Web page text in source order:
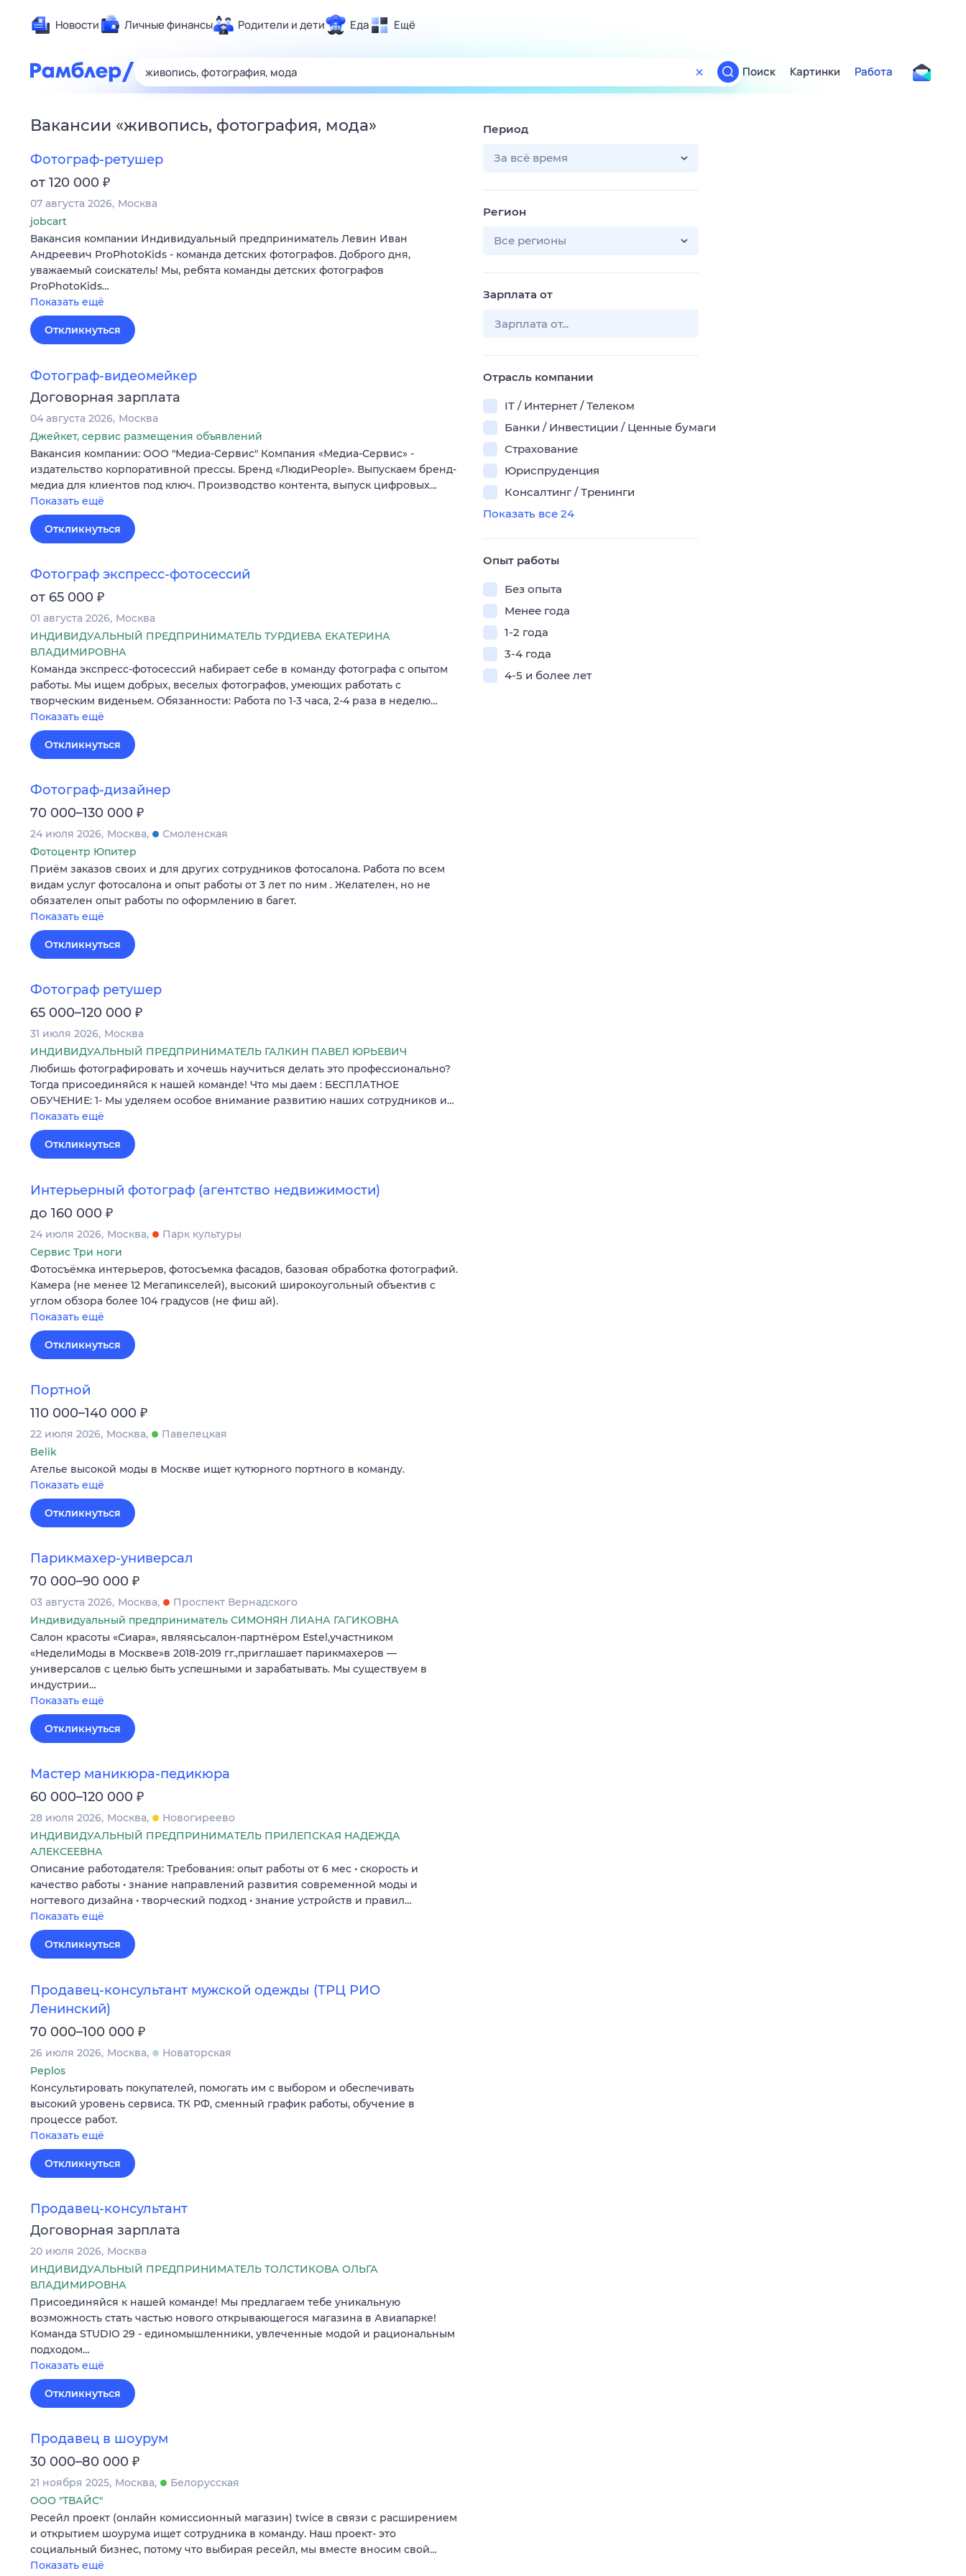
Новости Личные финансы Родители и дети Еда Ещё
Здоровье
Развлечения и отдых
Спорт
Сберегаем вместе
Гороскопы
Поиск
ТВ-программа
Поиск Картинки Работа
Вакансии «живопись, фотография, мода»
Фотограф-ретушер
от 120 000 ₽
07 августа 2026 Москва
jobcart
Вакансия компании Индивидуальный предприниматель Левин Иван
Андреевич ProPhotoKids - команда детских фотографов. Доброго дня,
уважаемый соискатель! Мы, ребята команды детских фотографов
ProPhotoKids…
Показать ещё
Откликнуться
Фотограф-видеомейкер
Договорная зарплата
04 августа 2026 Москва
Джейкет, сервис размещения объявлений
Вакансия компании: ООО "Медиа-Сервис" Компания «Медиа-Сервис» -
издательство корпоративной прессы. Бренд «ЛюдиPeople». Выпускаем бренд-
медиа для клиентов под ключ. Производство контента, выпуск цифровых…
Показать ещё
Откликнуться
Фотограф экспресс-фотосессий
от 65 000 ₽
01 августа 2026 Москва
ИНДИВИДУАЛЬНЫЙ ПРЕДПРИНИМАТЕЛЬ ТУРДИЕВА ЕКАТЕРИНА
ВЛАДИМИРОВНА
Команда экспресс-фотосессий набирает себе в команду фотографа с опытом
работы. Мы ищем добрых, веселых фотографов, умеющих работать с
творческим виденьем. Обязанности: Работа по 1-3 часа, 2-4 раза в неделю…
Показать ещё
Откликнуться
Фотограф-дизайнер
70 000–130 000 ₽
24 июля 2026 Москва
Смоленская
Фотоцентр Юпитер
Приём заказов своих и для других сотрудников фотосалона. Работа по всем
видам услуг фотосалона и опыт работы от 3 лет по ним . Желателен, но не
обязателен опыт работы по оформлению в багет.
Показать ещё
Откликнуться
Фотограф ретушер
65 000–120 000 ₽
31 июля 2026 Москва
ИНДИВИДУАЛЬНЫЙ ПРЕДПРИНИМАТЕЛЬ ГАЛКИН ПАВЕЛ ЮРЬЕВИЧ
Любишь фотографировать и хочешь научиться делать это профессионально?
Тогда присоединяйся к нашей команде! Что мы даем : БЕСПЛАТНОЕ
ОБУЧЕНИЕ: 1- Мы уделяем особое внимание развитию наших сотрудников и…
Показать ещё
Откликнуться
Интерьерный фотограф (агентство недвижимости)
до 160 000 ₽
24 июля 2026 Москва
Парк культуры
Сервис Три ноги
Фотосъёмка интерьеров, фотосъемка фасадов, базовая обработка фотографий.
Камера (не менее 12 Мегапикселей), высокий широкоугольный объектив с
углом обзора более 104 градусов (не фиш ай).
Показать ещё
Откликнуться
Портной
110 000–140 000 ₽
22 июля 2026 Москва
Павелецкая
Belik
Ателье высокой моды в Москве ищет кутюрного портного в команду.
Показать ещё
Откликнуться
Парикмахер-универсал
70 000–90 000 ₽
03 августа 2026 Москва
Проспект Вернадского
Индивидуальный предприниматель СИМОНЯН ЛИАНА ГАГИКОВНА
Салон красоты «Сиара», являясьсалон-партнёром Estel,участником
«НеделиМоды в Москве»в 2018-2019 гг.,приглашает парикмахеров —
универсалов с целью быть успешными и зарабатывать. Мы существуем в
индустрии…
Показать ещё
Откликнуться
Мастер маникюра-педикюра
60 000–120 000 ₽
28 июля 2026 Москва
Новогиреево
ИНДИВИДУАЛЬНЫЙ ПРЕДПРИНИМАТЕЛЬ ПРИЛЕПСКАЯ НАДЕЖДА
АЛЕКСЕЕВНА
Описание работодателя: Требования: опыт работы от 6 мес • скорость и
качество работы • знание направлений развития современной моды и
ногтевого дизайна • творческий подход • знание устройств и правил…
Показать ещё
Откликнуться
Продавец-консультант мужской одежды (ТРЦ РИО
Ленинский)
70 000–100 000 ₽
26 июля 2026 Москва
Новаторская
Peplos
Консультировать покупателей, помогать им с выбором и обеспечивать
высокий уровень сервиса. ТК РФ, сменный график работы, обучение в
процессе работ.
Показать ещё
Откликнуться
Продавец-консультант
Договорная зарплата
20 июля 2026 Москва
ИНДИВИДУАЛЬНЫЙ ПРЕДПРИНИМАТЕЛЬ ТОЛСТИКОВА ОЛЬГА
ВЛАДИМИРОВНА
Присоединяйся к нашей команде! Мы предлагаем тебе уникальную
возможность стать частью нового открывающегося магазина в Авиапарке!
Команда STUDIO 29 - единомышленники, увлеченные модой и рациональным
подходом…
Показать ещё
Откликнуться
Продавец в шоурум
30 000–80 000 ₽
21 ноября 2025 Москва
Белорусская
ООО "ТВАЙС"
Ресейл проект (онлайн комиссионный магазин) twice в связи с расширением
и открытием шоурума ищет сотрудника в команду. Наш проект- это
социальный бизнес, потому что выбирая ресейл, мы вместе вносим свой…
Показать ещё
Период
За всё время
Регион
Все регионы
Зарплата от
Отрасль компании
IT / Интернет / Телеком
Банки / Инвестиции / Ценные бумаги
Страхование
Юриспруденция
Консалтинг / Тренинги
Показать все 24
Опыт работы
Без опыта
Менее года
1-2 года
3-4 года
4-5 и более лет